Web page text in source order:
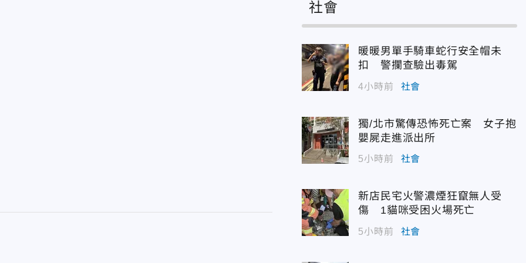
社會
暖暖男單手騎車蛇行安全帽未
扣 警攔查驗出毒駕
4小時前 社會
獨/北市驚傳恐怖死亡案 女子抱
嬰屍走進派出所
5小時前 社會
新店民宅火警濃煙狂竄無人受
傷 1貓咪受困火場死亡
5小時前 社會